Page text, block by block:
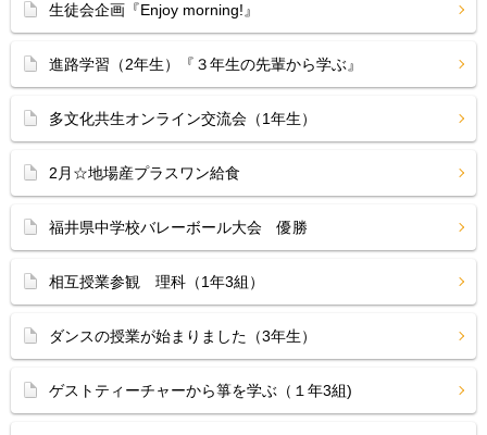
生徒会企画『Enjoy morning!』
進路学習（2年生）『３年生の先輩から学ぶ』
多文化共生オンライン交流会（1年生）
2月☆地場産プラスワン給食
福井県中学校バレーボール大会 優勝
相互授業参観 理科（1年3組）
ダンスの授業が始まりました（3年生）
ゲストティーチャーから箏を学ぶ（１年3組)